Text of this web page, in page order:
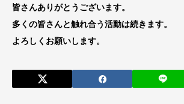
皆さんありがとうございます。
多くの皆さんと触れ合う活動は続きます。
よろしくお願いします。